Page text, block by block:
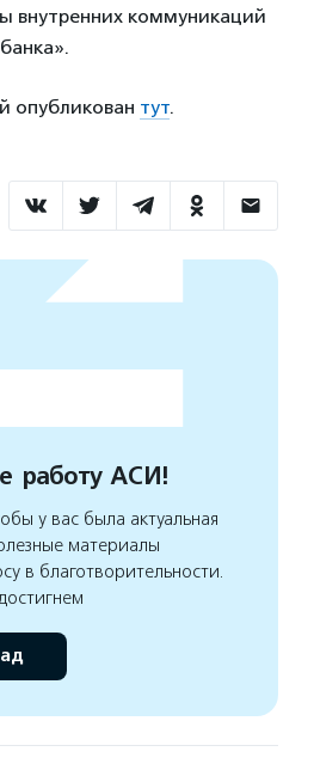
внутренних коммуникаций
опубликован тут.
работу АСИ!
у вас была актуальная
материалы
в благотворительности.